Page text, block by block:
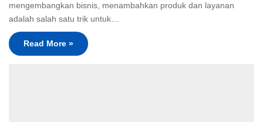
mengembangkan bisnis, menambahkan produk dan layanan
adalah salah satu trik untuk…
Read More »